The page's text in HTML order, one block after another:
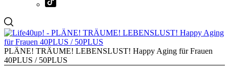
PLÄNE! TRÄUME! LEBENSLUST! Happy Aging für Frauen
40PLUS / 50PLUS